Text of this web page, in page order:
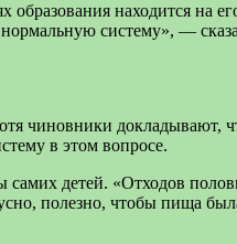
находится на
систему», —
чиновники докладывают,
в этом вопросе.
детей. «Отходов
полезно, чтобы пища